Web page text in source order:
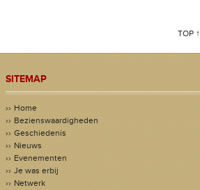
TOP ↑
SITEMAP
Home
Bezienswaardigheden
Geschiedenis
Nieuws
Evenementen
Je was erbij
Netwerk